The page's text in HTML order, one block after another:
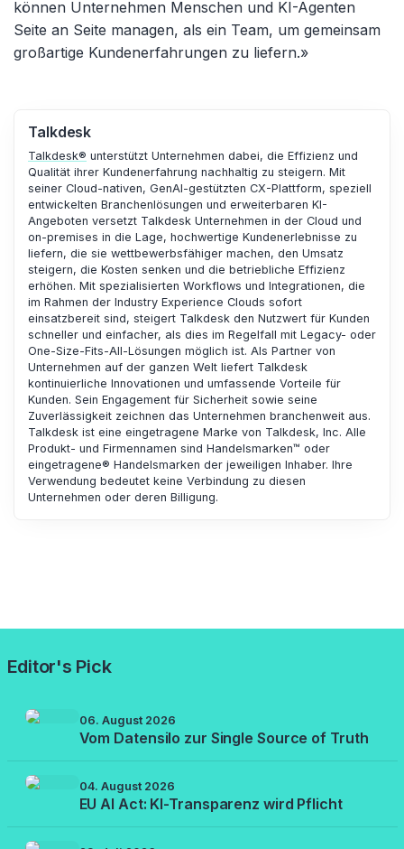
können Unternehmen Menschen und KI-Agenten
Seite an Seite managen, als ein Team, um gemeinsam
großartige Kundenerfahrungen zu liefern.»
Talkdesk
Talkdesk® unterstützt Unternehmen dabei, die Effizienz und
Qualität ihrer Kundenerfahrung nachhaltig zu steigern. Mit
seiner Cloud-nativen, GenAI-gestützten CX-Plattform, speziell
entwickelten Branchenlösungen und erweiterbaren KI-
Angeboten versetzt Talkdesk Unternehmen in der Cloud und
on-premises in die Lage, hochwertige Kundenerlebnisse zu
liefern, die sie wettbewerbsfähiger machen, den Umsatz
steigern, die Kosten senken und die betriebliche Effizienz
erhöhen. Mit spezialisierten Workflows und Integrationen, die
im Rahmen der Industry Experience Clouds sofort
einsatzbereit sind, steigert Talkdesk den Nutzwert für Kunden
schneller und einfacher, als dies im Regelfall mit Legacy- oder
One-Size-Fits-All-Lösungen möglich ist. Als Partner von
Unternehmen auf der ganzen Welt liefert Talkdesk
kontinuierliche Innovationen und umfassende Vorteile für
Kunden. Sein Engagement für Sicherheit sowie seine
Zuverlässigkeit zeichnen das Unternehmen branchenweit aus.
Talkdesk ist eine eingetragene Marke von Talkdesk, Inc. Alle
Produkt- und Firmennamen sind Handelsmarken™ oder
eingetragene® Handelsmarken der jeweiligen Inhaber. Ihre
Verwendung bedeutet keine Verbindung zu diesen
Unternehmen oder deren Billigung.
Editor's Pick
06. August 2026
Vom Datensilo zur Single Source of Truth
04. August 2026
EU AI Act: KI-Transparenz wird Pflicht